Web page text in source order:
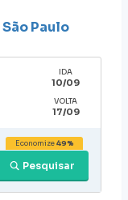
São Paulo
IDA
10/09
VOLTA
17/09
Pesquisar
Economize49%